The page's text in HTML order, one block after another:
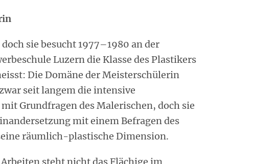
sie besucht 1977–1980 an der
Luzern die Klasse des Plastikers
Die Domäne der Meisterschülerin
seit langem die intensive
Grundfragen des Malerischen, doch sie
mit einem Befragen des
räumlich-plastische Dimension.
steht nicht das Flächige im